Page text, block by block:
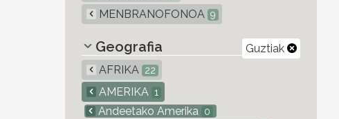
MENBRANOFONOA 9
Guztiak
Geografia
AFRIKA 22
AMERIKA 1
Andeetako Amerika 0